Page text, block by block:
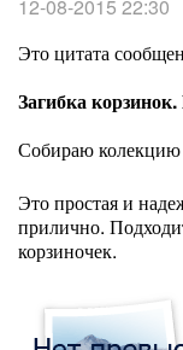
12-08-2015 22:30
Это цитата
Загибка
Собираю колекцию
Это простая и
прилично.
корзиночек.